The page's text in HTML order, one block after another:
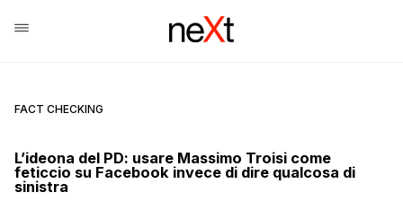
FACT CHECKING
L’ideona del PD: usare Massimo Troisi come
feticcio su Facebook invece di dire qualcosa di
sinistra